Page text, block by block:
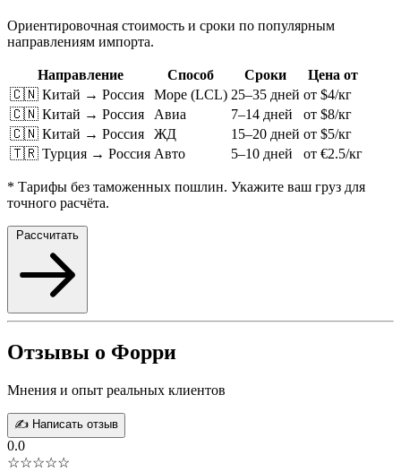
Ориентировочная стоимость и сроки по популярным
направлениям импорта.
Направление Способ Сроки
Цена от
🇨🇳 Китай → Россия
Море (LCL) 25–35 дней от $4/кг
🇨🇳 Китай → Россия
Авиа 7–14 дней
от $8/кг
🇨🇳 Китай → Россия
ЖД 15–20 дней от $5/кг
🇹🇷 Турция → Россия Авто 5–10 дней от €2.5/кг
* Тарифы без таможенных пошлин. Укажите ваш груз для
точного расчёта.
Рассчитать
Отзывы о Форри
Мнения и опыт реальных клиентов
✍️ Написать отзыв
0.0
☆☆☆☆☆